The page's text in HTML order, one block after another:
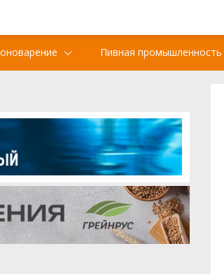
Пивная промышленность